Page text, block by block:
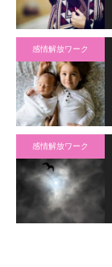
感情解放ワーク
感情解放ワーク